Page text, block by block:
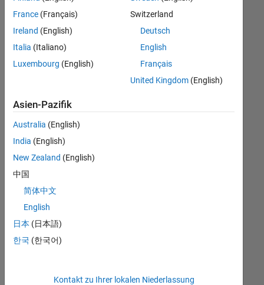
weiter
fassen
oder
alle
Stellenangebote
anzeigen .
noch
keine
offenen
Stellen
können,
die
Ihren
entsprechen,
werden
unseres
France (Français)
Ireland (English)
Italia (Italiano)
Luxembourg (English)
Switzerland
Deutsch
English
Français
United Kingdom(English)
Asien-Pazifik
Australia (English)
India (English)
New Zealand (English)
中国
简体中文
English
日本 (日本語)
한국 (한국어)
Kontakt zu Ihrer lokalen Niederlassung